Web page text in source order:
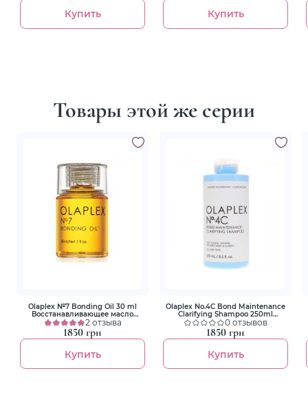
Купить Купить
Товары этой же серии
Olaplex №7 Bonding Oil 30 ml
Восстанавливающее масло
«Капля Совершенства»
2 отзыва
1850 грн
Купить
Olaplex No.4C Bond Maintenance
Clarifying Shampoo 250ml
Шампунь "Совершенная
Очистка"
0 отзывов
1850 грн
Купить